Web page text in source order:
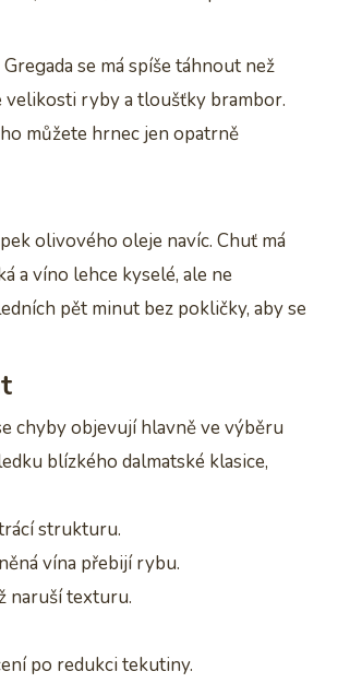
se má spíše táhnout než
velikosti ryby a tloušťky brambor.
můžete hrnec jen opatrně
olivového oleje navíc. Chuť má
a víno lehce kyselé, ale ne
pět minut bez pokličky, aby se
chyby objevují hlavně ve výběru
blízkého dalmatské klasice,
strukturu.
vína přebijí rybu.
naruší texturu.
po redukci tekutiny.